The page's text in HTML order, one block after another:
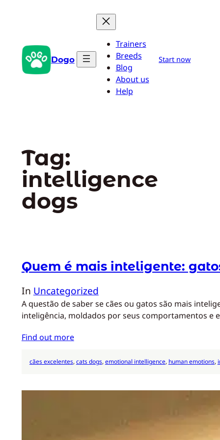
conteúdo Dogo
Trainers
Breeds
Blog
About us
Help
Start now
Tag:
intelligence
dogs
Quem é mais inteligente:
In Uncategorized
A questão de saber se cães ou gatos são mais
inteligência, moldados por seus comportamentos e
Find out more
cães excelentes, cats dogs, emotional intelligence, human emotions,